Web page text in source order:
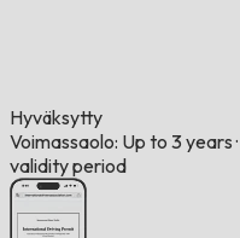
Hyväksytty
Voimassaolo: Up to 3 years ·
validity period